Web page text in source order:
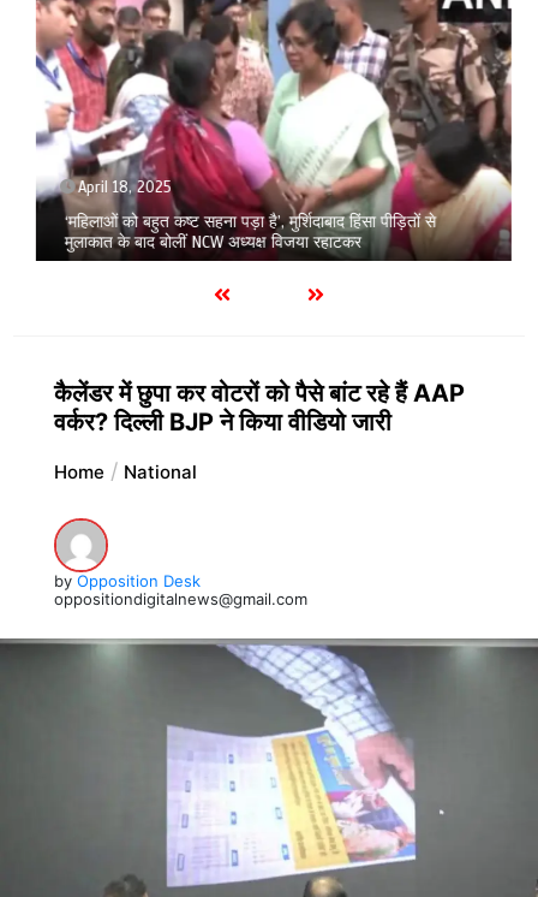
April 18, 2025
‘महिलाओं को बहुत कष्ट सहना पड़ा है’, मुर्शिदाबाद हिंसा पीड़ितों से
मुलाकात के बाद बोलीं NCW अध्यक्ष विजया रहाटकर
कैलेंडर में छुपा कर वोटरों को पैसे बांट रहे हैं AAP
वर्कर? दिल्ली BJP ने किया वीडियो जारी
Home National
by Opposition Desk
oppositiondigitalnews@gmail.com